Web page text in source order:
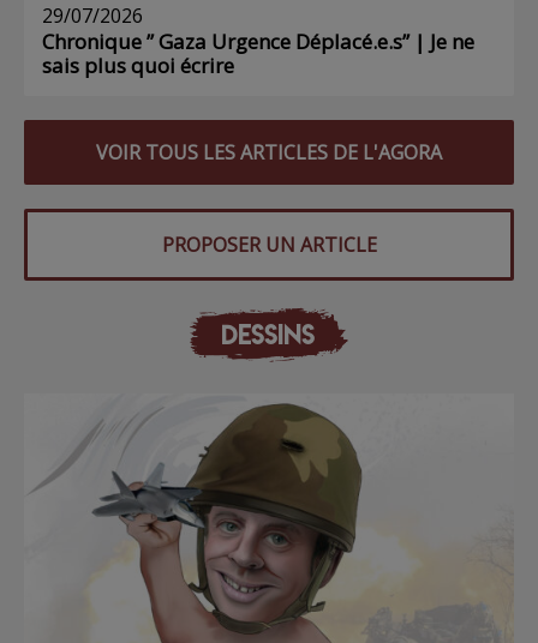
29/07/2026
Chronique ” Gaza Urgence Déplacé.e.s” | Je ne
sais plus quoi écrire
VOIR TOUS LES ARTICLES DE L'AGORA
PROPOSER UN ARTICLE
DESSINS